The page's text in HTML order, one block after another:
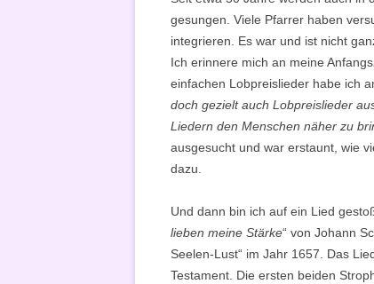
gesungen. Viele Pfarrer haben
integrieren. Es war und ist nicht
Ich erinnere mich an meine
einfachen Lobpreislieder habe ich
doch gezielt auch Lobpreislieder
Liedern den Menschen näher zu
ausgesucht und war erstaunt, wie
dazu.
Und dann bin ich auf ein Lied
lieben meine Stärke“ von Johann
Seelen-Lust“ im Jahr 1657. Das
Testament. Die ersten beiden